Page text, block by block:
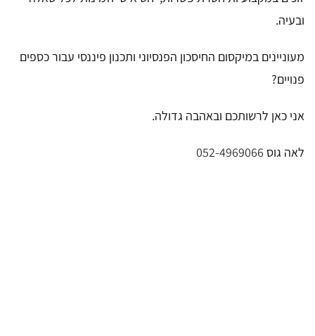
ובעיה.
מעוניינים במיקסום החיסכון הפנסיוני ותכנון פיננסי עבור כספים
פנויים?
אני כאן לרשותכם ובאהבה גדולה.
לאה גוס 052-4969066